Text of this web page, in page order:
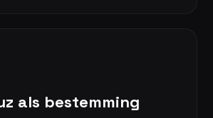
als bestemming